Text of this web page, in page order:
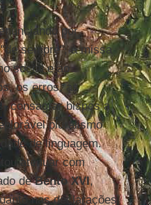
por
sempre", à missa
social e ao
os erros, as
consagrar bispos a
pluralismo
de linguagem.
atenuar com
deBento XVI,
nas declarações